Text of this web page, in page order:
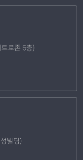
로존 6층)
빌딩)